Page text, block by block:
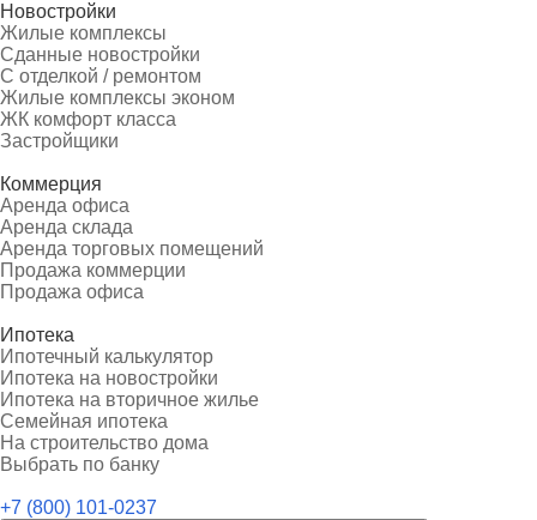
Новостройки
Жилые комплексы
Сданные новостройки
С отделкой / ремонтом
Жилые комплексы эконом
ЖК комфорт класса
Застройщики
Коммерция
Аренда офиса
Аренда склада
Аренда торговых помещений
Продажа коммерции
Продажа офиса
Ипотека
Ипотечный калькулятор
Ипотека на новостройки
Ипотека на вторичное жилье
Семейная ипотека
На строительство дома
Выбрать по банку
+7 (800) 101-0237